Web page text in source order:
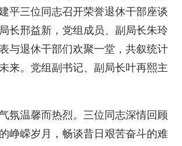
平三位同志召开荣誉退休干部座谈
长邢益新，党组成员、副局长朱玲
与退休干部们欢聚一堂，共叙统计
来。党组副书记、副局长叶再熙主
温馨而热烈。三位同志深情回顾
峥嵘岁月，畅谈昔日艰苦奋斗的难